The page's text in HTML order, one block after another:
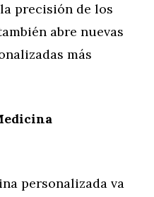
precisión de los
abre nuevas
más
personalizada va